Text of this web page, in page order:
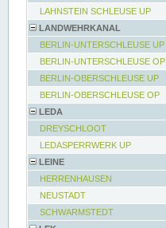
LAHNSTEIN SCHLEUSE UP
LANDWEHRKANAL
BERLIN-UNTERSCHLEUSE UP
BERLIN-UNTERSCHLEUSE OP
BERLIN-OBERSCHLEUSE UP
BERLIN-OBERSCHLEUSE OP
LEDA
DREYSCHLOOT
LEDASPERRWERK UP
LEINE
HERRENHAUSEN
NEUSTADT
SCHWARMSTEDT